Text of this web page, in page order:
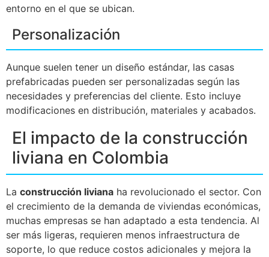
entorno en el que se ubican.
Personalización
Aunque suelen tener un diseño estándar, las casas
prefabricadas pueden ser personalizadas según las
necesidades y preferencias del cliente. Esto incluye
modificaciones en distribución, materiales y acabados.
El impacto de la construcción
liviana en Colombia
La construcción liviana ha revolucionado el sector. Con
el crecimiento de la demanda de viviendas económicas,
muchas empresas se han adaptado a esta tendencia. Al
ser más ligeras, requieren menos infraestructura de
soporte, lo que reduce costos adicionales y mejora la